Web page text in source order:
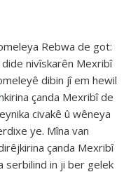
Rebwa de got:
nivîskarên Mexribî
dibin jî em hewil
çanda Mexribî de
civakê û wêneya
ye. Mîna van
çanda Mexribî
serbilind in ji ber gelek